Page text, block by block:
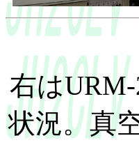
右は
状況。真